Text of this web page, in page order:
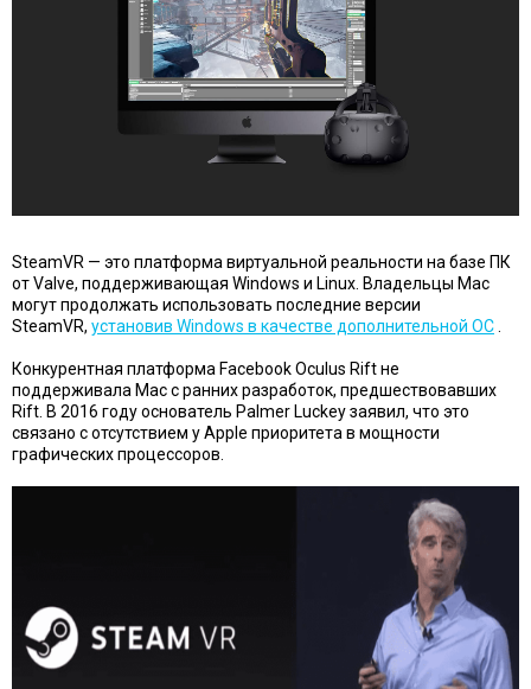
SteamVR — это платформа виртуальной реальности на базе ПК
от Valve, поддерживающая Windows и Linux. Владельцы Mac
могут продолжать использовать последние версии
SteamVR, установив Windows в качестве дополнительной ОС.
Конкурентная платформа Facebook Oculus Rift не
поддерживала Mac с ранних разработок, предшествовавших
Rift. В 2016 годуоснователь Palmer Luckey заявил, что это
связано с отсутствием у Apple приоритета в мощности
графических процессоров.